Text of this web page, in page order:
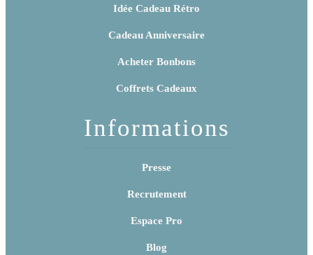
Idée Cadeau Rétro
Cadeau Anniversaire
Acheter Bonbons
Coffrets Cadeaux
Informations
Presse
Recrutement
Espace Pro
Blog